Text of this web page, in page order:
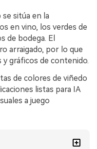
sitúa en la
en vino, los verdes de
de bodega. El
arraigado, por lo que
gráficos de contenido.
de colores de viñedo
listas para IA
a juego